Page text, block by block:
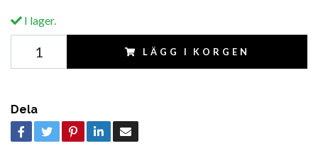
I lager.
LÄGG I KORGEN
Dela